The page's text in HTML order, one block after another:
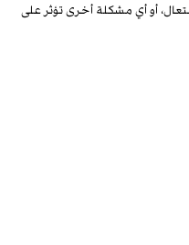
أو أي مشكلة أخرى تؤثر على